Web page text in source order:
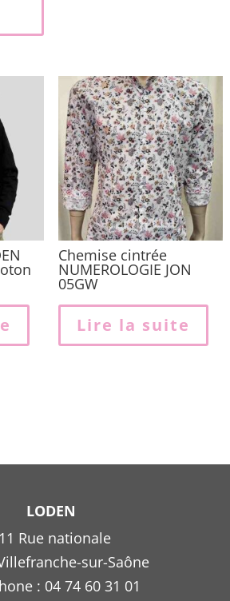
options
peuvent
être
choisies
sur
page
produit
Chemise cintrée
NUMEROLOGIE JON
05GW
Lire la suite
LODEN
Rue nationale
sur-Saône
: 04 74 60 31 01